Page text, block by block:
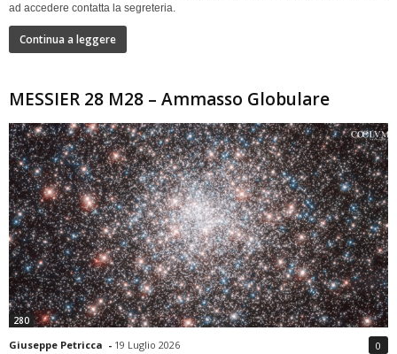
ad accedere contatta la segreteria.
Continua a leggere
MESSIER 28 M28 – Ammasso Globulare
280
Giuseppe Petricca - 19 Luglio 2026 0